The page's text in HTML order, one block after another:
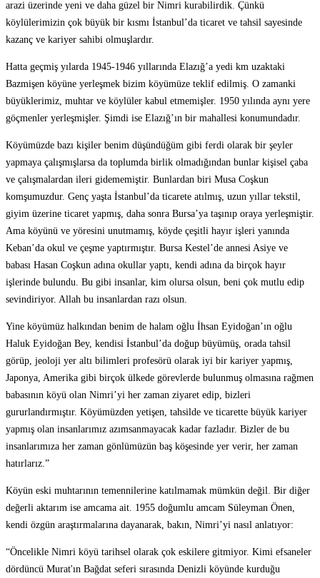
arazi üzerinde yeni ve daha güzel bir Nimri kurabilirdik. Çünkü
köylülerimizin çok büyük bir kısmı İstanbul’da ticaret ve tahsil sayesinde
kazanç ve kariyer sahibi olmuşlardır.
Hatta geçmiş yılarda 1945-1946 yıllarında Elazığ’a yedi km uzaktaki
Bazmişen köyüne yerleşmek bizim köyümüze teklif edilmiş. O zamanki
büyüklerimiz, muhtar ve köylüler kabul etmemişler. 1950 yılında aynı yere
göçmenler yerleşmişler. Şimdi ise Elazığ’ın bir mahallesi konumundadır.
Köyümüzde bazı kişiler benim düşündüğüm gibi ferdi olarak bir şeyler
yapmaya çalışmışlarsa da toplumda birlik olmadığından bunlar kişisel çaba
ve çalışmalardan ileri gidememiştir. Bunlardan biri Musa Coşkun
komşumuzdur. Genç yaşta İstanbul’da ticarete atılmış, uzun yıllar tekstil,
giyim üzerine ticaret yapmış, daha sonra Bursa’ya taşınıp oraya yerleşmiştir.
Ama köyünü ve yöresini unutmamış, köyde çeşitli hayır işleri yanında
Keban’da okul ve çeşme yaptırmıştır. Bursa Kestel’de annesi Asiye ve
babası Hasan Coşkun adına okullar yaptı, kendi adına da birçok hayır
işlerinde bulundu. Bu gibi insanlar, kim olursa olsun, beni çok mutlu edip
sevindiriyor. Allah bu insanlardan razı olsun.
Yine köyümüz halkından benim de halam oğlu İhsan Eyidoğan’ın oğlu
Haluk Eyidoğan Bey, kendisi İstanbul’da doğup büyümüş, orada tahsil
görüp, jeoloji yer altı bilimleri profesörü olarak iyi bir kariyer yapmış,
Japonya, Amerika gibi birçok ülkede görevlerde bulunmuş olmasına rağmen
babasının köyü olan Nimri’yi her zaman ziyaret edip, bizleri
gururlandırmıştır. Köyümüzden yetişen, tahsilde ve ticarette büyük kariyer
yapmış olan insanlarımız azımsanmayacak kadar fazladır. Bizler de bu
insanlarımıza her zaman gönlümüzün baş köşesinde yer verir, her zaman
hatırlarız.”
Köyün eski muhtarının temennilerine katılmamak mümkün değil. Bir diğer
değerli aktarım ise amcama ait. 1955 doğumlu amcam Süleyman Önen,
kendi özgün araştırmalarına dayanarak, bakın, Nimri’yi nasıl anlatıyor:
“Öncelikle Nimri köyü tarihsel olarak çok eskilere gitmiyor. Kimi efsaneler
dördüncü Murat'ın Bağdat seferi sırasında Denizli köyünde kurduğu